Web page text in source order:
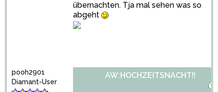
übernachten. Tja mal sehen was so
abgeht
pooh2901
Diamant-User
AW:HOCHZEITSNACHT!!